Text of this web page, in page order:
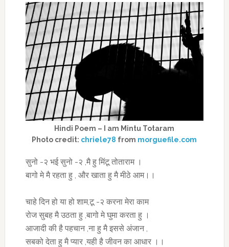
Hindi Poem – I am Mintu Totaram
Photo credit: chriele78 from morguefile.com
सुनो -२ भई सुनो -२ ,मै हु मिंटू तोताराम ।
बागो मे मै रहता हु , और खाता हु मै मीठे आम।।
चाहे दिन हो या हो शाम,टू -२ करना मेरा काम
रोज सुबह मै उठता हु ,बागो मे घुमा करता हु ।
आजादी की है पहचान ,ना हु मै इससे अंजान ,
सबको देता हु मै प्यार ,यही है जीवन का आधार ।।